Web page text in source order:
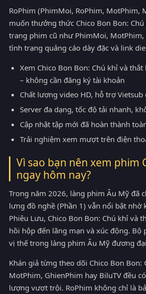
RoPhim (PhimMoi, RoPhim, MotPhim,
muốn thưởng thức Chico Bon Bon:
trang phim cũ như PhimMoi, MotPhim,
tình trạng quảng cáo dày đặc và link
Xem Chico Bon Bon: Chú khỉ và
– không cần đăng ký tài khoản
Chất lượng video HD, hỗ trợ
Server đa dạng, tốc độ tải nhanh,
Cập nhật tập mới đã hoàn thành
Trải nghiệm xem mượt trên điện
Vì sao bạn nên xem phim
ngay hôm nay?
Trong năm 2026, làng phim Âu Mỹ đã
lưng đồ nghề (Phần 1) vẫn nổi bật nhờ
Phiêu Lưu, Chico Bon Bon: Chú khỉ và
hồi hộp đến lãng mạn và xúc động.
vị thế trong làng phim Âu Mỹ đương
Khán giả từng theo dõi Chico Bon
MotPhim, GhienPhim hay BiluTV đều
lượng vượt trội. RoPhim không chỉ là